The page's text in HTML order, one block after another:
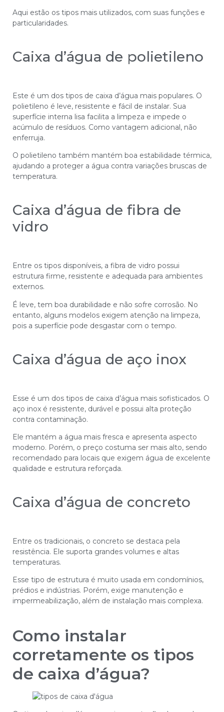
Aqui estão os tipos mais utilizados, com suas funções e
particularidades.
Caixa d’água de polietileno
Este é um dos tipos de caixa d’água mais populares. O
polietileno é leve, resistente e fácil de instalar. Sua
superfície interna lisa facilita a limpeza e impede o
acúmulo de resíduos. Como vantagem adicional, não
enferruja.
O polietileno também mantém boa estabilidade térmica,
ajudando a proteger a água contra variações bruscas de
temperatura.
Caixa d’água de fibra de
vidro
Entre os tipos disponíveis, a fibra de vidro possui
estrutura firme, resistente e adequada para ambientes
externos.
É leve, tem boa durabilidade e não sofre corrosão. No
entanto, alguns modelos exigem atenção na limpeza,
pois a superfície pode desgastar com o tempo.
Caixa d’água de aço inox
Esse é um dos tipos de caixa d’água mais sofisticados. O
aço inox é resistente, durável e possui alta proteção
contra contaminação.
Ele mantém a água mais fresca e apresenta aspecto
moderno. Porém, o preço costuma ser mais alto, sendo
recomendado para locais que exigem água de excelente
qualidade e estrutura reforçada.
Caixa d’água de concreto
Entre os tradicionais, o concreto se destaca pela
resistência. Ele suporta grandes volumes e altas
temperaturas.
Esse tipo de estrutura é muito usada em condomínios,
prédios e indústrias. Porém, exige manutenção e
impermeabilização, além de instalação mais complexa.
Como instalar
corretamente os tipos
de caixa d’água?